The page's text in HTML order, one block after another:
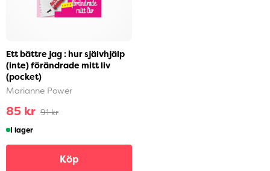
Ett bättre jag : hur självhjälp
(inte) förändrade mitt liv
(pocket)
Marianne Power
85 kr 91 kr
I lager
Köp